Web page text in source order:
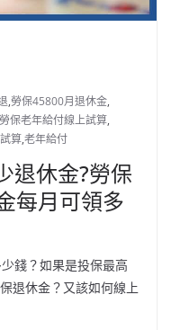
,勞保45800月退休金,
勞保老年給付線上試算,
算,老年給付
退休金?勞保
每月可領多
錢？如果是投保最高
退休金？又該如何線上